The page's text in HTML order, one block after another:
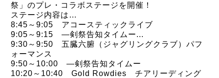
祭」のプレ・コラボステージを開催！
ステージ内容は…
8:45～9:05 アコースティックライブ
9:05～9:15 ―剣祭告知タイムー...
9:30～9:50 五臓六腑（ジャグリングクラブ）パフ
ォーマンス
9:50～10:00 ―剣祭告知タイムー
10:20～10:40 Gold Rowdies チアリーディング